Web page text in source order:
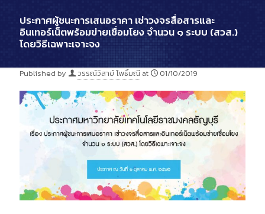
ประกาศผู้ชนะการเสนอราคา เช่าวงจรสื่อสารและ
อินเทอร์เน็ตพร้อมข่ายเชื่อมโยง จำนวน ๑ ระบบ (สวส.)
โดยวิธีเฉพาะเจาะจง
Published by วรรณ์วิสาข์ โพธิ์มณี at 01/10/2019